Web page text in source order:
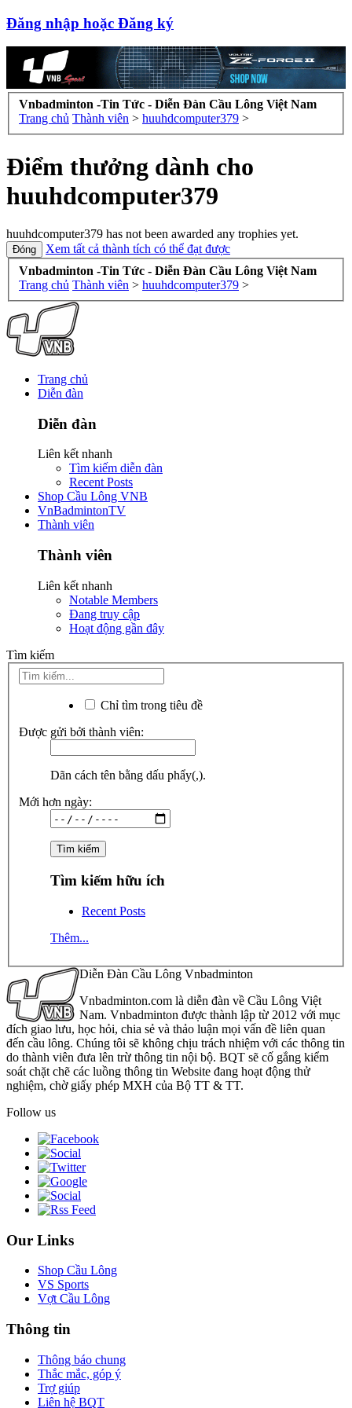
Đăng nhập hoặc Đăng ký
Vnbadminton -Tin Tức - Diễn Đàn Cầu Lông Việt Nam
Trang chủ Thành viên > huuhdcomputer379 >
Điểm thưởng dành cho
huuhdcomputer379
huuhdcomputer379 has not been awarded any trophies yet.
Xem tất cả thành tích có thể đạt được
Vnbadminton -Tin Tức - Diễn Đàn Cầu Lông Việt Nam
Trang chủ Thành viên > huuhdcomputer379 >
Trang chủ
Diễn đàn
Diễn đàn
Liên kết nhanh
Tìm kiếm diễn đàn
Recent Posts
Shop Cầu Lông VNB
VnBadmintonTV
Thành viên
Thành viên
Liên kết nhanh
Notable Members
Đang truy cập
Hoạt động gần đây
Tìm kiếm
Chỉ tìm trong tiêu đề
Được gửi bởi thành viên:
Dãn cách tên bằng dấu phẩy(,).
Mới hơn ngày:
Tìm kiếm hữu ích
Recent Posts
Thêm...
Diễn Đàn Cầu Lông Vnbadminton
Vnbadminton.com là diễn đàn về Cầu Lông Việt
Nam. Vnbadminton được thành lập từ 2012 với mục
đích giao lưu, học hỏi, chia sẻ và thảo luận mọi vấn đề liên quan
đến cầu lông. Chúng tôi sẽ không chịu trách nhiệm với các thông tin
do thành viên đưa lên trừ thông tin nội bộ. BQT sẽ cố gắng kiểm
soát chặt chẽ các luồng thông tin Website đang hoạt động thử
nghiệm, chờ giấy phép MXH của Bộ TT & TT.
Follow us
Our Links
Shop Cầu Lông
VS Sports
Vợt Cầu Lông
Thông tin
Thông báo chung
Thắc mắc, góp ý
Trợ giúp
Liên hệ BQT